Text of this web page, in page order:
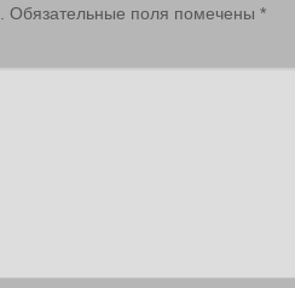
Обязательные поля помечены *